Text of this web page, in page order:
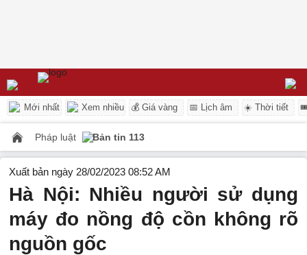
Mới nhất Xem nhiều 💰 Giá vàng 📅 Lịch âm ☀️ Thời tiết
Pháp luật Bản tin 113
Xuất bản ngày 28/02/2023 08:52 AM
Hà Nội: Nhiều người sử dụng
máy đo nồng độ cồn không rõ
nguồn gốc